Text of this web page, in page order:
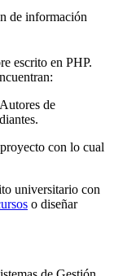
de información
escrito en PHP.
de
con lo cual
universitario con
o diseñar